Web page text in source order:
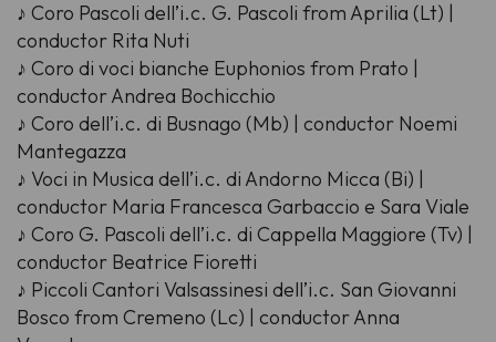
♪ Coro Pascoli dell’i.c. G. Pascoli from Aprilia (Lt) |
conductor Rita Nuti
♪ Coro di voci bianche Euphonios from Prato |
conductor Andrea Bochicchio
♪ Coro dell’i.c. di Busnago (Mb) | conductor Noemi
Mantegazza
♪ Voci in Musica dell’i.c. di Andorno Micca (Bi) |
conductor Maria Francesca Garbaccio e Sara Viale
♪ Coro G. Pascoli dell’i.c. di Cappella Maggiore (Tv) |
conductor Beatrice Fioretti
♪ Piccoli Cantori Valsassinesi dell’i.c. San Giovanni
Bosco from Cremeno (Lc) | conductor Anna